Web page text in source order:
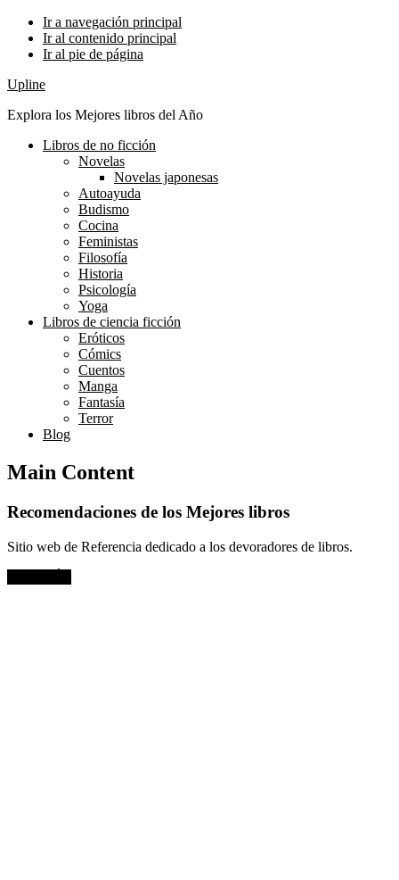
Ir a navegación principal
Ir al contenido principal
Ir al pie de página
Upline
Explora los Mejores libros del Año
Libros de no ficción
Novelas
Novelas japonesas
Autoayuda
Budismo
Cocina
Feministas
Filosofía
Historia
Psicología
Yoga
Libros de ciencia ficción
Eróticos
Cómics
Cuentos
Manga
Fantasía
Terror
Blog
Main Content
Recomendaciones de los Mejores libros
Sitio web de Referencia dedicado a los devoradores de libros.